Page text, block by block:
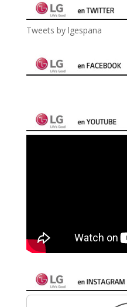
Tweets by lgespana